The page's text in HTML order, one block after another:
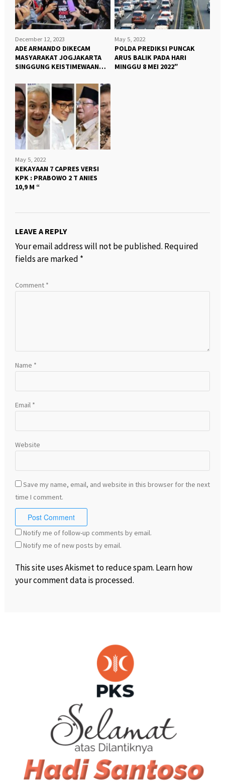
December 12, 2023
ADE ARMANDO DIKECAM
MASYARAKAT JOGJAKARTA
SINGGUNG KEISTIMEWAAN
May 5, 2022
POLDA PREDIKSI PUNCAK
ARUS BALIK PADA HARI
MINGGU 8 MEI 2022″
May 5, 2022
KEKAYAAN 7 CAPRES VERSI
KPK : PRABOWO 2 T ANIES
10,9 M “
LEAVE A REPLY
Your email address will not be published. Required
fields are marked *
Comment *
Name *
Email *
Website
Save my name, email, and website in this browser for the next
time I comment.
Notify me of follow-up comments by email.
Notify me of new posts by email.
This site uses Akismet to reduce spam. Learn how
your comment data is processed.